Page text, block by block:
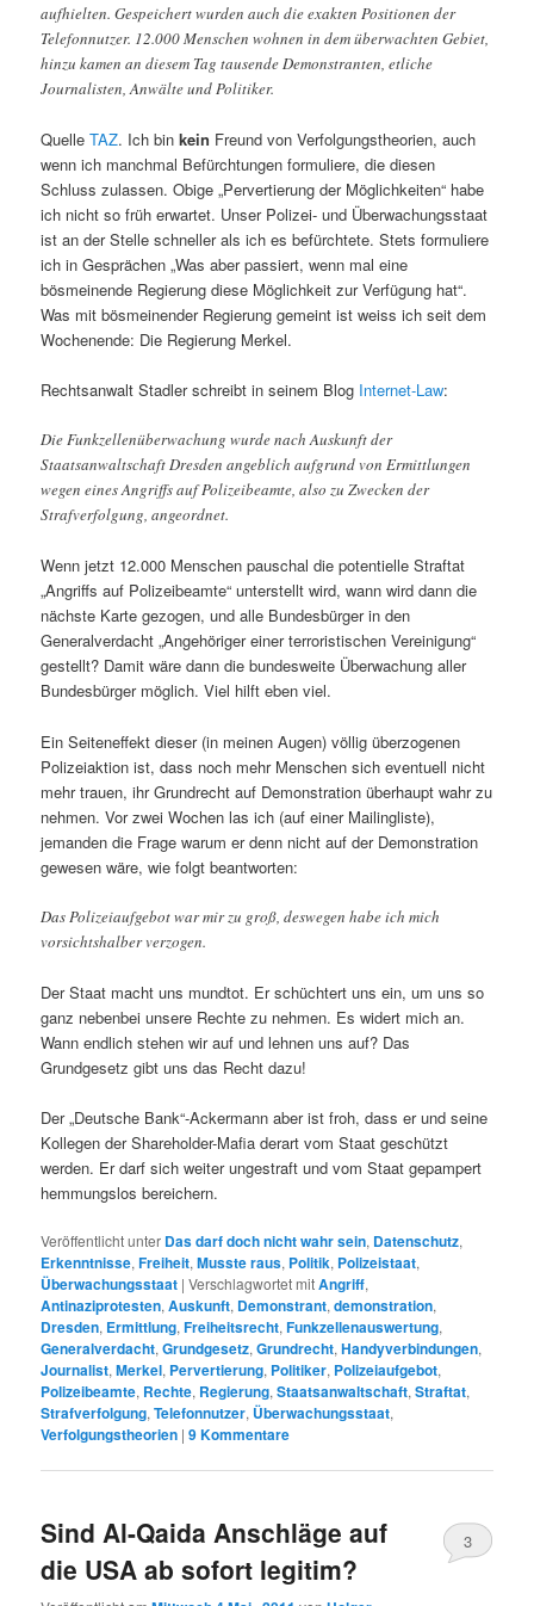
aufhielten. Gespeichert wurden auch die exakten Positionen der
Telefonnutzer. 12.000 Menschen wohnen in dem überwachten Gebiet,
hinzu kamen an diesem Tag tausende Demonstranten, etliche
Journalisten, Anwälte und Politiker.
QuelleTAZ. Ich binkein Freund von Verfolgungstheorien, auch
wenn ich manchmal Befürchtungen formuliere, die diesen
Schluss zulassen. Obige „Pervertierung der Möglichkeiten“ habe
ich nicht so früh erwartet. Unser Polizei- und Überwachungsstaat
ist an der Stelle schneller als ich es befürchtete. Stets formuliere
ich in Gesprächen „Was aber passiert, wenn mal eine
bösmeinende Regierung diese Möglichkeit zur Verfügung hat“.
Was mit bösmeinender Regierung gemeint ist weiss ich seit dem
Wochenende: Die Regierung Merkel.
Rechtsanwalt Stadler schreibt in seinem Blog Internet-Law:
Die Funkzellenüberwachung wurde nach Auskunft der
Staatsanwaltschaft Dresden angeblich aufgrund von Ermittlungen
wegen eines Angriffs auf Polizeibeamte, also zu Zwecken der
Strafverfolgung, angeordnet.
Wenn jetzt 12.000 Menschen pauschal die potentielle Straftat
„Angriffs auf Polizeibeamte“ unterstellt wird, wann wird dann die
nächste Karte gezogen, und alle Bundesbürger in den
Generalverdacht „Angehöriger einer terroristischen Vereinigung“
gestellt? Damit wäre dann die bundesweite Überwachung aller
Bundesbürger möglich. Viel hilft eben viel.
Ein Seiteneffekt dieser (in meinen Augen) völlig überzogenen
Polizeiaktion ist, dass noch mehr Menschen sich eventuell nicht
mehr trauen, ihr Grundrecht auf Demonstration überhaupt wahr zu
nehmen. Vor zwei Wochen las ich (auf einer Mailingliste),
jemanden die Frage warum er denn nicht auf der Demonstration
gewesen wäre, wie folgt beantworten:
Das Polizeiaufgebot war mir zu groß, deswegen habe ich mich
vorsichtshalber verzogen.
Der Staat macht uns mundtot. Er schüchtert uns ein, um uns so
ganz nebenbei unsere Rechte zu nehmen. Es widert mich an.
Wann endlich stehen wir auf und lehnen uns auf? Das
Grundgesetz gibt uns das Recht dazu!
Der „Deutsche Bank“-Ackermann aber ist froh, dass er und seine
Kollegen der Shareholder-Mafia derart vom Staat geschützt
werden. Er darf sich weiter ungestraft und vom Staat gepampert
hemmungslos bereichern.
Veröffentlicht unter Das darf doch nicht wahr sein, Datenschutz,
Erkenntnisse,Freiheit,Musste raus, Politik, Polizeistaat,
Überwachungsstaat |Verschlagwortet mitAngriff,
Antinaziprotesten,Auskunft, Demonstrant,demonstration,
Dresden, Ermittlung,Freiheitsrecht,Funkzellenauswertung,
Generalverdacht,Grundgesetz,Grundrecht,Handyverbindungen,
Journalist,Merkel, Pervertierung, Politiker, Polizeiaufgebot,
Polizeibeamte, Rechte, Regierung,Staatsanwaltschaft,Straftat,
Strafverfolgung,Telefonnutzer, Überwachungsstaat,
Verfolgungstheorien |9Kommentare
Sind Al-Qaida Anschläge auf
die USA ab sofort legitim?
3